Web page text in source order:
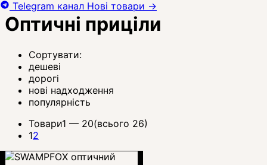
Оптичні приціли
Сортувати:
дешеві
дорогі
нові надходження
популярність
Товари1 — 20(всього 26)
12
Telegram канал Нові товари →